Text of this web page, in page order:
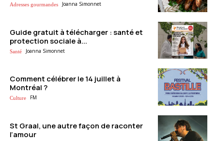
Adresses gourmandes Joanna Simonnet
Guide gratuit à télécharger : santé et
protection sociale à...
Santé Joanna Simonnet
Comment célébrer le 14 juillet à
Montréal ?
Culture FM
St Graal, une autre façon de raconter
l’amour